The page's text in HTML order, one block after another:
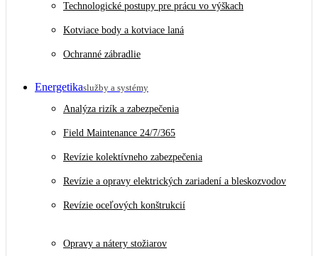
Technologické postupy pre prácu vo výškach
Kotviace body a kotviace laná
Ochranné zábradlie
Energetikaslužby a systémy
Analýza rizík a zabezpečenia
Field Maintenance 24/7/365
Revízie kolektívneho zabezpečenia
Revízie a opravy elektrických zariadení a bleskozvodov
Revízie oceľových konštrukcií
Opravy a nátery stožiarov